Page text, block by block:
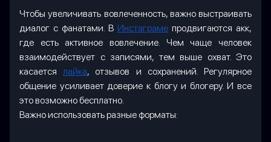
Чтобы увеличивать вовлеченность, важно выстраивать
диалог с фанатами. В Инстаграме продвигаются акк,
где есть активное вовлечение. Чем чаще человек
взаимодействует с записями, тем выше охват. Это
касается лайка, отзывов и сохранений. Регулярное
общение усиливает доверие к блогу и блогеру. И все
это возможно бесплатно.
Важно использовать разные форматы: